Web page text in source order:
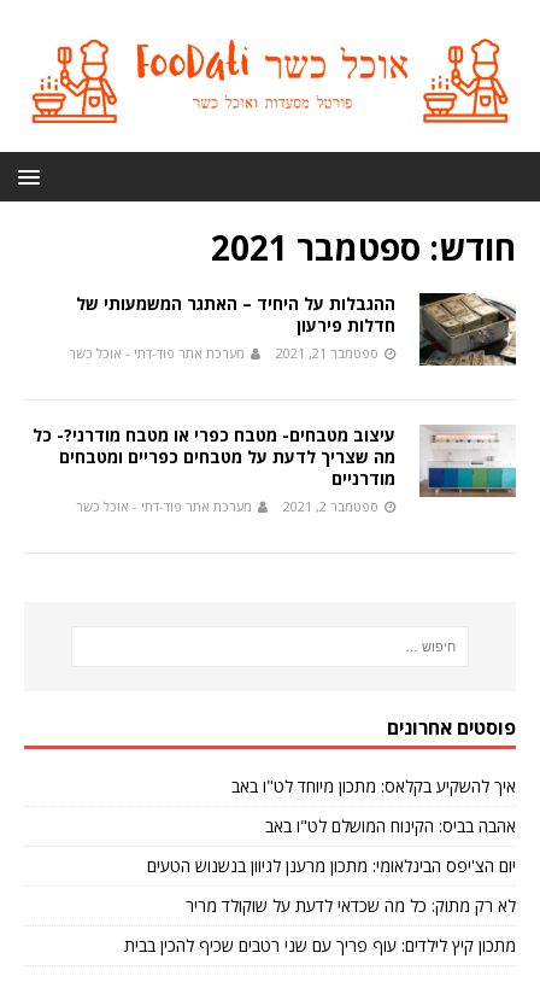
חודש: ספטמבר 2021
ההגבלות על היחיד – האתגר המשמעותי של
חדלות פירעון
ספטמבר 21, 2021 מערכת אתר פוד-דתי - אוכל כשר
עיצוב מטבחים- מטבח כפרי או מטבח מודרני?- כל
מה שצריך לדעת על מטבחים כפריים ומטבחים
מודרניים
ספטמבר 2, 2021 מערכת אתר פוד-דתי - אוכל כשר
פוסטים אחרונים
איך להשקיע בקלאס: מתכון מיוחד לט"ו באב
אהבה בביס: הקינוח המושלם לט"ו באב
יום הצ'יפס הבינלאומי: מתכון מרענן לגיוון בנשנוש הטעים
לא רק מתוק: כל מה שכדאי לדעת על שוקולד מריר
מתכון קיץ לילדים: עוף פריך עם שני רטבים שכיף להכין בבית